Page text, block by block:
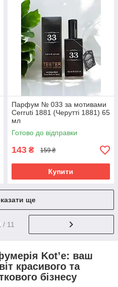
Парфум № 033 за мотивами
Cerruti 1881 (Черутті 1881) 65
мл
Готово до відправки
143 ₴ 159 ₴
Купити
ще
/ 11
Kot’e: ваш
красивого та
бізнесу